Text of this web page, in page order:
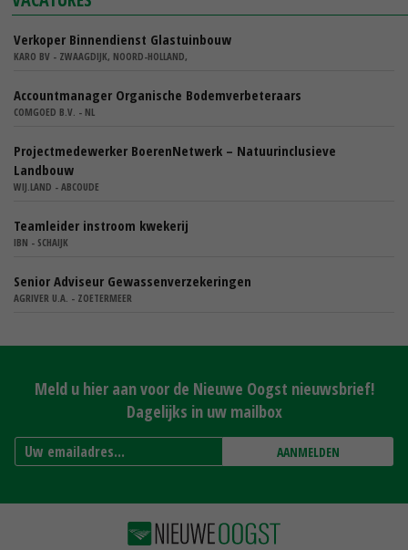
Verkoper Binnendienst Glastuinbouw
KARO BV - ZWAAGDIJK, NOORD-HOLLAND,
Accountmanager Organische Bodemverbeteraars
COMGOED B.V. - NL
Projectmedewerker BoerenNetwerk – Natuurinclusieve
Landbouw
WIJ.LAND - ABCOUDE
Teamleider instroom kwekerij
IBN - SCHAIJK
Senior Adviseur Gewassenverzekeringen
AGRIVER U.A. - ZOETERMEER
Meld u hier aan voor de Nieuwe Oogst nieuwsbrief!
Dagelijks in uw mailbox
AANMELDEN